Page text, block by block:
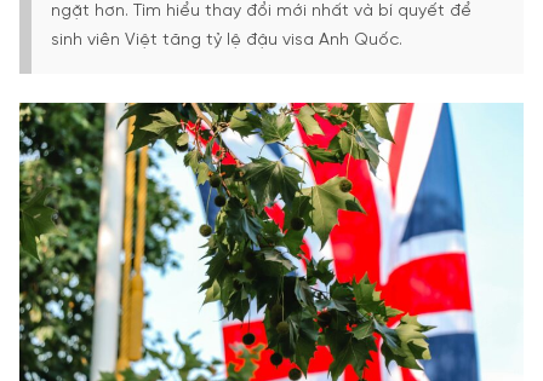
ngặt hơn. Tìm hiểu thay đổi mới nhất và bí quyết để
sinh viên Việt tăng tỷ lệ đậu visa Anh Quốc.